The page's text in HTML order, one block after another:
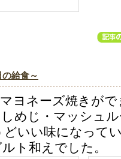
給食～
ヨネーズ焼きが
めじ・マッシュ
いい味になって
ト和えでした。